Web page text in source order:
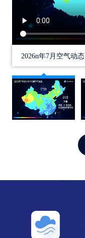
2026n年7月空气动态